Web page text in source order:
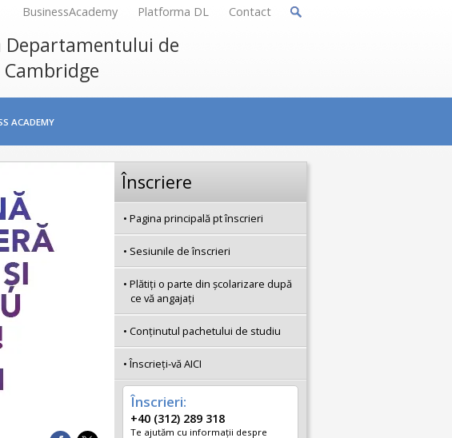
BusinessAcademy Platforma DL Contact
de
ACADEMY
Înscriere
Pagina principală pt înscrieri
Sesiunile de înscrieri
Plătiţi o parte din şcolarizare după
ce vă angajaţi
Conţinutul pachetului de studiu
Înscrieţi-vă AICI
Înscrieri:
+40 (312) 289 318
Te ajutăm cu informații despre